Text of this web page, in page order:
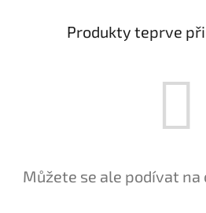
Produkty teprve
Můžete se ale podívat